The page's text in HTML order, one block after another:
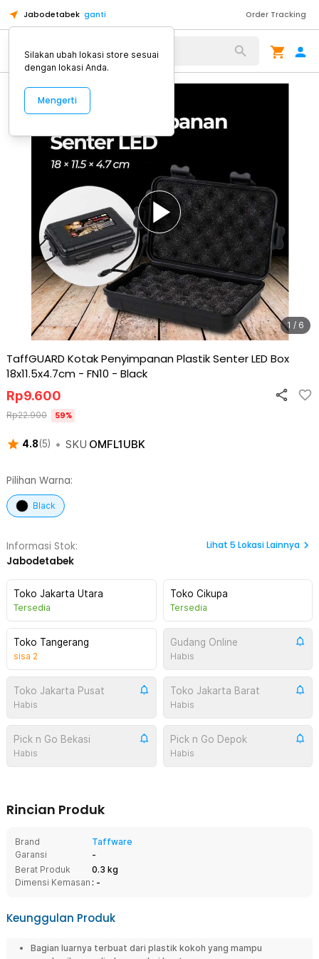
Jabodetabek ganti Order Tracking
Alat Kopi
1 / 6
TaffGUARD Kotak Penyimpanan Plastik Senter LED Box
18x11.5x4.7cm - FN10 - Black
4.8(5) • SKU OMFL1UBK
Rp9.600
Rp22.900 59%
Pilihan Warna:
Black
Informasi Stok:
Jabodetabek
Lihat 5 Lokasi Lainnya
Toko Jakarta Utara
Tersedia
Toko Cikupa
Tersedia
Toko Tangerang
sisa 2
Gudang Online
Habis
Toko Jakarta Pusat
Habis
Toko Jakarta Barat
Habis
Pick n Go Bekasi
Habis
Pick n Go Depok
Habis
Rincian Produk
Brand
Taffware
Garansi
-
Berat Produk
0.3 kg
Dimensi Kemasan : -
Keunggulan Produk
Bagian luarnya terbuat dari plastik kokoh yang mampu
Silakan ubah lokasi store sesuai
dengan lokasi Anda.
Mengerti